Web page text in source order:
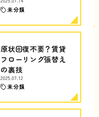
未分類
原状回復不要？賃貸
フローリング張替え
の裏技
2025.07.12
未分類